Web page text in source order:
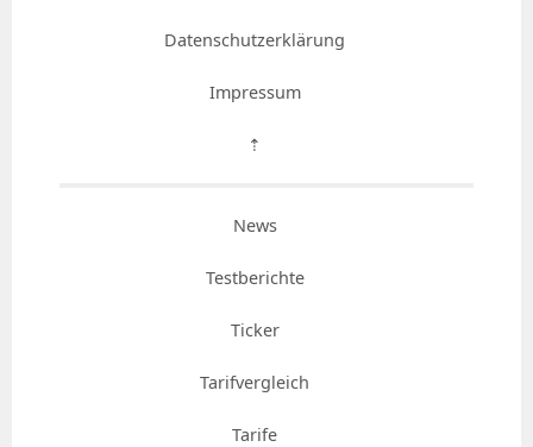
Datenschutzerklärung
Impressum
⇡
News
Testberichte
Ticker
Tarifvergleich
Tarife